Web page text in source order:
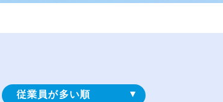
従業員が多い順